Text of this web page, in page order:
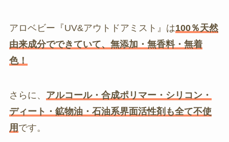
アロベビー『UV&アウトドアミスト』は100％天然
由来成分でできていて、無添加・無香料・無着
色！
さらに、 アルコール・合成ポリマー・シリコン・
ディート・鉱物油・石油系界面活性剤も全て不使
用 です。